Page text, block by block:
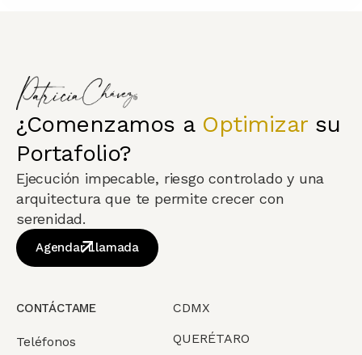
¿Comenzamos aOptimizar su
Portafolio?
Ejecución impecable, riesgo controlado y una
arquitectura que te permite crecer con
serenidad.
Agendar Llamada
CONTÁCTAME
Teléfonos
CDMX
QUERÉTARO